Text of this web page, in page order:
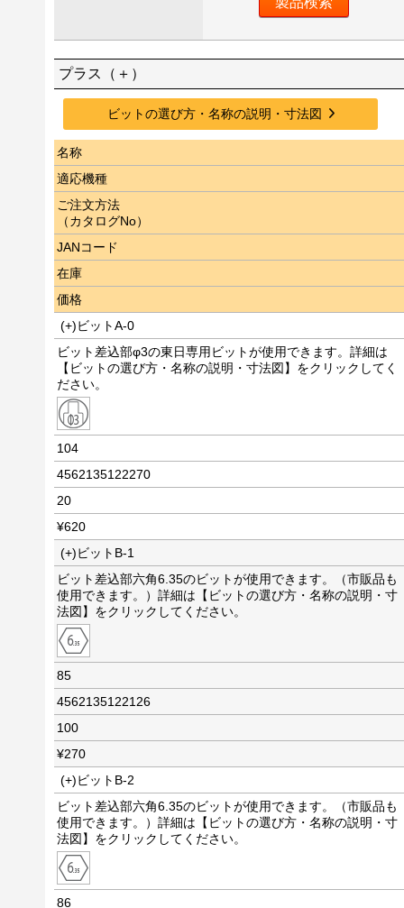
プラス（＋）
ビットの選び方・名称の説明・寸法図
名称
適応機種
ご注文方法
（カタログNo）
JANコード
在庫
価格
(+)ビットA-0
ビット差込部φ3の東日専用ビットが使用できます。詳細は
【ビットの選び方・名称の説明・寸法図】をクリックしてく
ださい。
104
4562135122270
20
¥620
(+)ビットB-1
ビット差込部六角6.35のビットが使用できます。（市販品も
使用できます。）詳細は【ビットの選び方・名称の説明・寸
法図】をクリックしてください。
85
4562135122126
100
¥270
(+)ビットB-2
ビット差込部六角6.35のビットが使用できます。（市販品も
使用できます。）詳細は【ビットの選び方・名称の説明・寸
法図】をクリックしてください。
86